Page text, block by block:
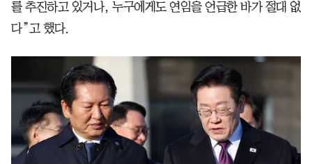
를 추진하고 있거나, 누구에게도 연임을 언급한 바가 절대 없
다”고 했다.